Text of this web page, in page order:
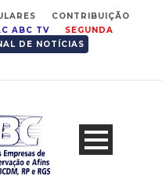
CONTRIBUIÇÃO
ABC TV
SEGUNDA
DE NOTÍCIAS